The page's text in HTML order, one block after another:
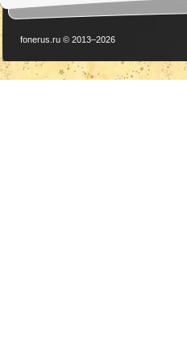
fonerus.ru © 2013–2026